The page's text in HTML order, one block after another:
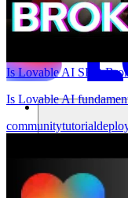
Is Lovable AI SEO
Is Lovable AI
communitytutorial